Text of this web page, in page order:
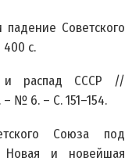
Советского
с.
и распад СССР //
№ 6. – С. 151–154.
Союза под
и новейшая